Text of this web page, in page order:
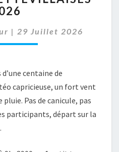
2026
| 29 Juillet 2026
centaine de
capricieuse, un fort vent
Pas de canicule, pas
participants, départ sur la